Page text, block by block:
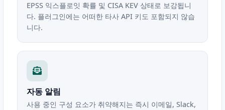
EPSS 익스플로잇 확률 및 CISA KEV 상태로 보강됩니
다. 플러그인에는 어떠한 타사 API 키도 포함되지 않습
니다.
자동 알림
사용 중인 구성 요소가 취약해지는 즉시 이메일, Slack,